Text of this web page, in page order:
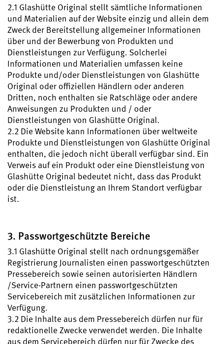
2.1 Glashütte Original stellt sämtliche Informationen
und Materialien auf der Website einzig und allein dem
Zweck der Bereitstellung allgemeiner Informationen
über und der Bewerbung von Produkten und
Dienstleistungen zur Verfügung. Solcherlei
Informationen und Materialien umfassen keine
Produkte und/oder Dienstleistungen von Glashütte
Original oder offiziellen Händlern oder anderen
Dritten, noch enthalten sie Ratschläge oder andere
Anweisungen zu Produkten und / oder
Dienstleistungen von Glashütte Original.
2.2 Die Website kann Informationen über weltweite
Produkte und Dienstleistungen von Glashütte Original
enthalten, die jedoch nicht überall verfügbar sind. Ein
Verweis auf ein Produkt oder eine Dienstleistung von
Glashütte Original bedeutet nicht, dass das Produkt
oder die Dienstleistung an Ihrem Standort verfügbar
ist.
3. Passwortgeschützte Bereiche
3.1 Glashütte Original stellt nach ordnungsgemäßer
Registrierung Journalisten einen passwortgeschützten
Pressebereich sowie seinen autorisierten Händlern
/Service-Partnern einen passwortgeschützten
Servicebereich mit zusätzlichen Informationen zur
Verfügung.
3.2 Die Inhalte aus dem Pressebereich dürfen nur für
redaktionelle Zwecke verwendet werden. Die Inhalte
aus dem Servicebereich dürfen nur für Zwecke des